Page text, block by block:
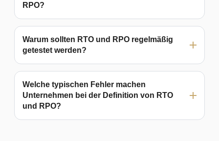
RPO?
Warum sollten RTO und RPO regelmäßig
getestet werden?
Welche typischen Fehler machen
Unternehmen bei der Definition von RTO
und RPO?